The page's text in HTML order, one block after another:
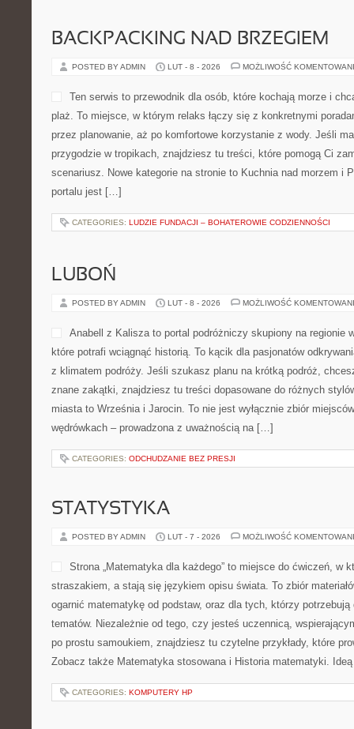
BACKPACKING NAD BRZEGIEM
POSTED BY ADMIN LUT - 8 - 2026 MOŻLIWOŚĆ
Ten serwis to przewodnik dla osób, które kochają morze i
plaż. To miejsce, w którym relaks łączy się z konkretnymi
przez planowanie, aż po komfortowe korzystanie z wody. Jeśli
przygodzie w tropikach, znajdziesz tu treści, które pomogą Ci
scenariusz. Nowe kategorie na stronie to Kuchnia nad morzem i
portalu jest […]
CATEGORIES: LUDZIE FUNDACJI – BOHATEROWIE CODZIENNOŚCI
LUBOŃ
POSTED BY ADMIN LUT - 8 - 2026 MOŻLIWOŚĆ
Anabell z Kalisza to portal podróżniczy skupiony na regionie
które potrafi wciągnąć historią. To kącik dla pasjonatów
z klimatem podróży. Jeśli szukasz planu na krótką podróż,
znane zakątki, znajdziesz tu treści dopasowane do różnych
miasta to Września i Jarocin. To nie jest wyłącznie zbiór
wędrówkach – prowadzona z uważnością na […]
CATEGORIES: ODCHUDZANIE BEZ PRESJI
STATYSTYKA
POSTED BY ADMIN LUT - 7 - 2026 MOŻLIWOŚĆ
Strona „Matematyka dla każdego” to miejsce do ćwiczeń, w
straszakiem, a stają się językiem opisu świata. To zbiór
ogarnić matematykę od podstaw, oraz dla tych, którzy
tematów. Niezależnie od tego, czy jesteś uczennicą,
po prostu samoukiem, znajdziesz tu czytelne przykłady, które
Zobacz także Matematyka stosowana i Historia matematyki.
CATEGORIES: KOMPUTERY HP